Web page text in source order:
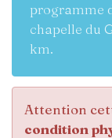
programme
chapelle du
km.
Attention
condition